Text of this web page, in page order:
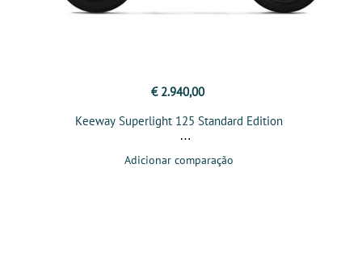
€ 2.940,00
Keeway Superlight 125 Standard Edition
Adicionar comparação